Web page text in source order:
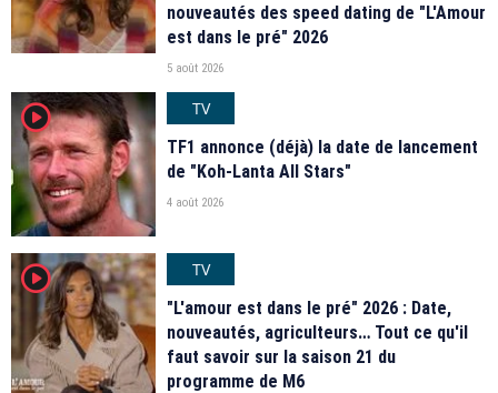
nouveautés des speed dating de "L'Amour
est dans le pré" 2026
5 août 2026
player2
TV
TF1 annonce (déjà) la date de lancement
de "Koh-Lanta All Stars"
4 août 2026
player2
TV
"L'amour est dans le pré" 2026 : Date,
nouveautés, agriculteurs… Tout ce qu'il
faut savoir sur la saison 21 du
programme de M6